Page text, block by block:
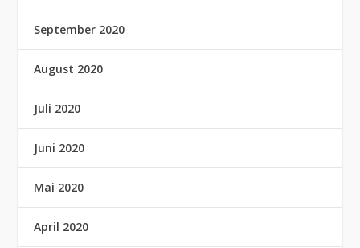
September 2020
August 2020
Juli 2020
Juni 2020
Mai 2020
April 2020